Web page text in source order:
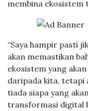
membina ekosistem
“Saya hampir pasti
akan memastikan
ekosistem yang
daripada kita, tetapi
tiada siapa yang
transformasi digital